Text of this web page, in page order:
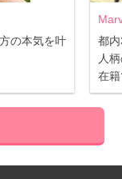
の本気を叶
都
人
在